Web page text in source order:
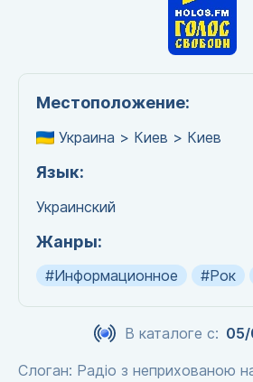
Местоположение:
Украина > Киев > Киев
Язык:
Украинский
Жанры:
#Информационное #Рок
В каталоге с:
Слоган: Радіо з неприхованою